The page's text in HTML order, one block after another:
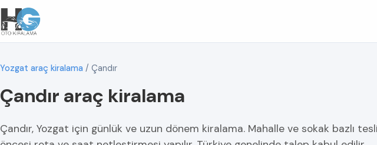
Yozgat araç kiralama / Çandır
Çandır araç kiralama
Çandır, Yozgat için günlük ve uzun dönem kiralama. Mahalle ve sokak bazlı